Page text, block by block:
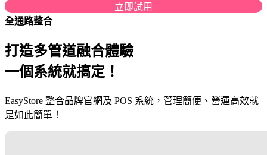
立即試用
全通路整合
打造多管道融合體驗
一個系統就搞定！
EasyStore 整合品牌官網及 POS 系統，管理簡便、營運高效就
是如此簡單！